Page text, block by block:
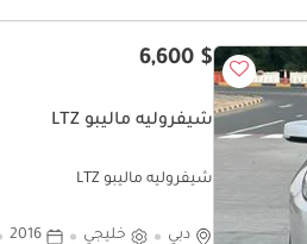
$ 6,600
شيفروليه ماليبو LTZ
شيفروليه ماليبو LTZ
دبي خليجي 2016